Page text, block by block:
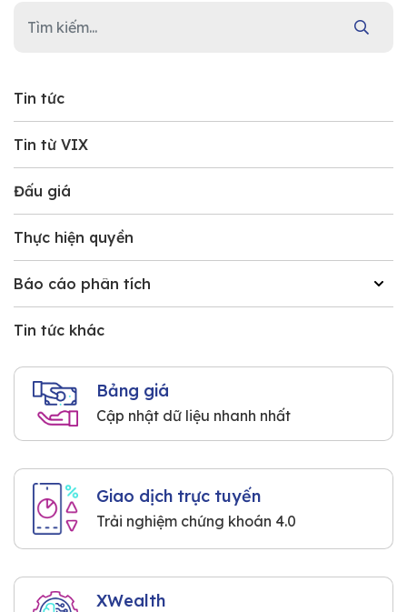
Tin tức
Tin từ VIX
Đấu giá
Thực hiện quyền
Báo cáo phân tích
Tin tức khác
Bảng giá
Cập nhật dữ liệu nhanh nhất
Giao dịch trực tuyến
Trải nghiệm chứng khoán 4.0
XWealth